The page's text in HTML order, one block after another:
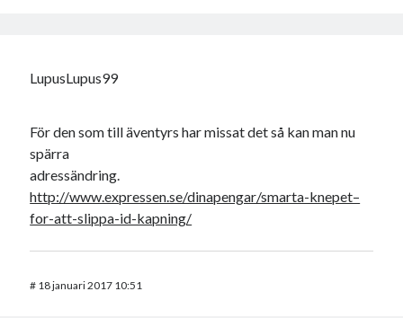
LupusLupus99
För den som till äventyrs har missat det så kan man nu
spärra
adressändring.
http://www.expressen.se/dinapengar/smarta-knepet–
for-att-slippa-id-kapning/
# 18 januari 2017 10:51